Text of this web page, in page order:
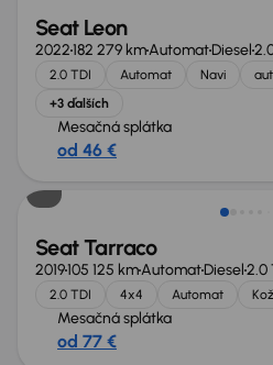
Seat Leon
2022182 279 kmAutomatDiesel
2.0 TDI Automat Navi
+3 ďalších
Mesačná splátka
od 46 €
Seat Tarraco
2019105 125 kmAutomatDiesel2.0
2.0 TDI 4x4 Automat
Mesačná splátka
od 77 €
Zlacnené o 800 €